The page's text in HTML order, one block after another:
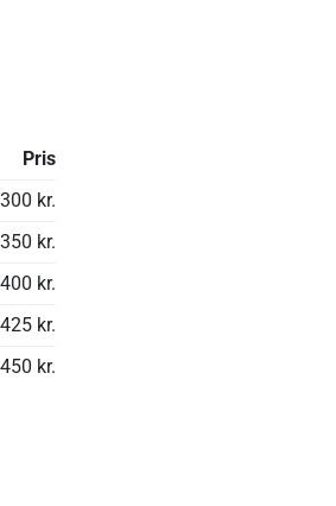
Pris
300 kr.
350 kr.
400 kr.
425 kr.
450 kr.